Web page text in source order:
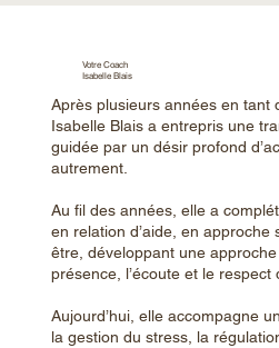
Votre Coach
Isabelle Blais
Après plusieurs années en tant
Isabelle Blais a entrepris une
guidée par un désir profond
autrement.
Au fil des années, elle a
en relation d’aide, en approche
être, développant une
présence, l’écoute et le
Aujourd’hui, elle accompagne
la gestion du stress, la